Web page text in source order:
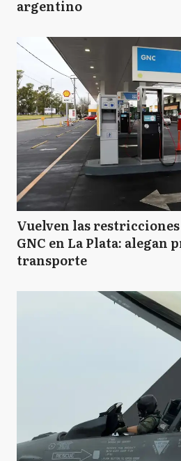
argentino
Vuelven las
GNC en La Plata: alegan
transporte